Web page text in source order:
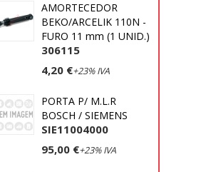
AMORTECEDOR
BEKO/ARCELIK 110N -
FURO 11 mm (1 UNID.)
306115
4,20 €+23% IVA
PORTA P/ M.L.R
BOSCH / SIEMENS
SIE11004000
95,00 €+23% IVA